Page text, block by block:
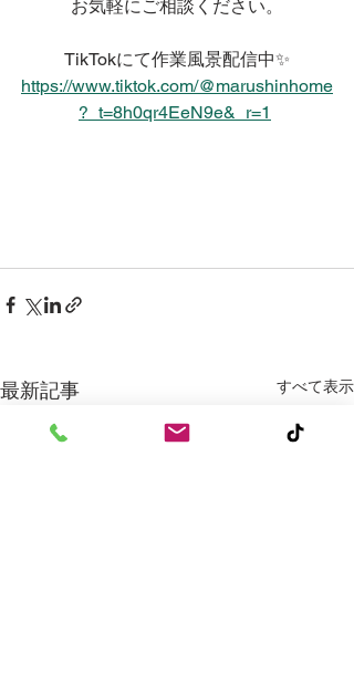
お気軽にご相談ください。
TikTokにて作業風景配信中✨
https://www.tiktok.com/@marushinhome
?_t=8h0qr4EeN9e&_r=1
最新記事 すべて表示